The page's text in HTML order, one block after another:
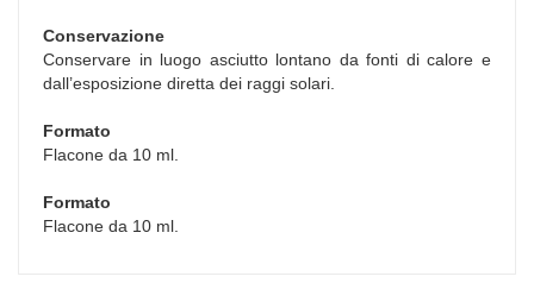
Conservazione
Conservare in luogo asciutto lontano da fonti di calore e
dall’esposizione diretta dei raggi solari.
Formato
Flacone da 10 ml.
Formato
Flacone da 10 ml.